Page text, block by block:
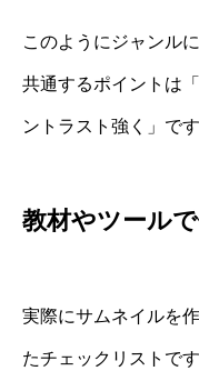
このようにジャンル
共通するポイントは
ントラスト強く」です
教材やツール
実際にサムネイルを
たチェックリストで